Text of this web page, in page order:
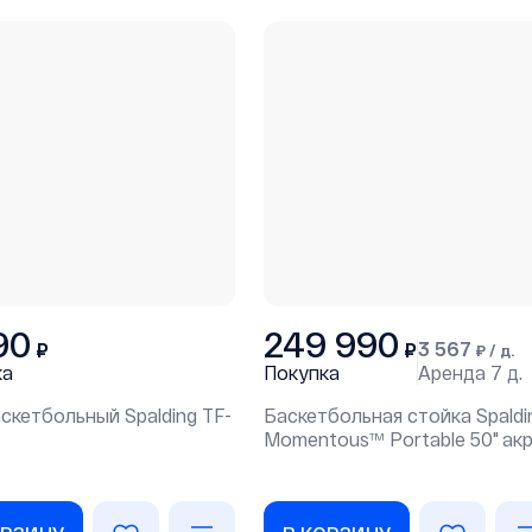
₽
Spalding TF-
3 567 ₽ / д.
Аренда 7 д.
249 990 ₽
Покупка
Баскетбольная стойка
Momentous™ Portable 50"